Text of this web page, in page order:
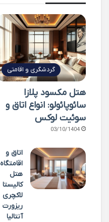
گردشگری و اقامتی
هتل مکسود پلازا
سائوپائولو: انواع اتاق و
سوئیت لوکس
03/10/1404
اتاق و
اقامتگاه
هتل
کالیستا
لاکچری
ریزورت
آنتالیا